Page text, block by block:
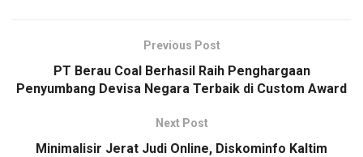
Previous Post
PT Berau Coal Berhasil Raih Penghargaan
Penyumbang Devisa Negara Terbaik di Custom Award
Next Post
Minimalisir Jerat Judi Online, Diskominfo Kaltim